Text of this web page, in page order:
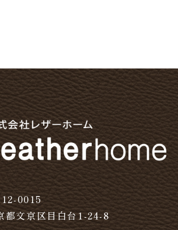
0015
都文京区目白台1-24-8